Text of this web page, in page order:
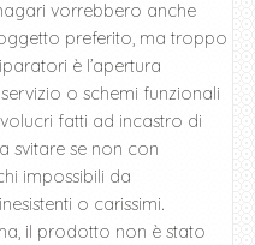
vorrebbero anche
preferito, ma troppo
è l’apertura
o schemi funzionali
fatti ad incastro di
svitare se non con
impossibili da
o carissimi.
il prodotto non è stato